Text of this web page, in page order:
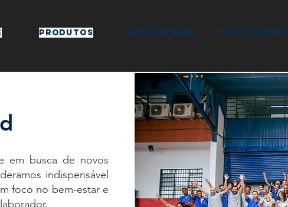
produtos quem somos fale
em busca de novos
indispensável
foco no bem-estar e